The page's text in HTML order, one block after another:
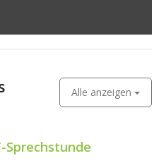
Alle anzeigen
Sprechstunde